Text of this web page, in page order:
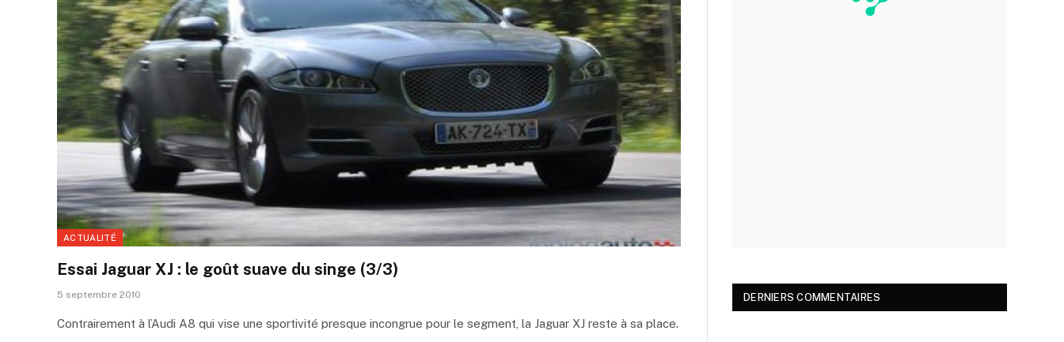
ACTUALITÉ
Essai Jaguar XJ : le goût suave du singe (3/3)
5 septembre 2010
Contrairement à l’Audi A8 qui vise une sportivité presque incongrue pour le segment, la Jaguar XJ reste à sa place.
DERNIERS COMMENTAIRES